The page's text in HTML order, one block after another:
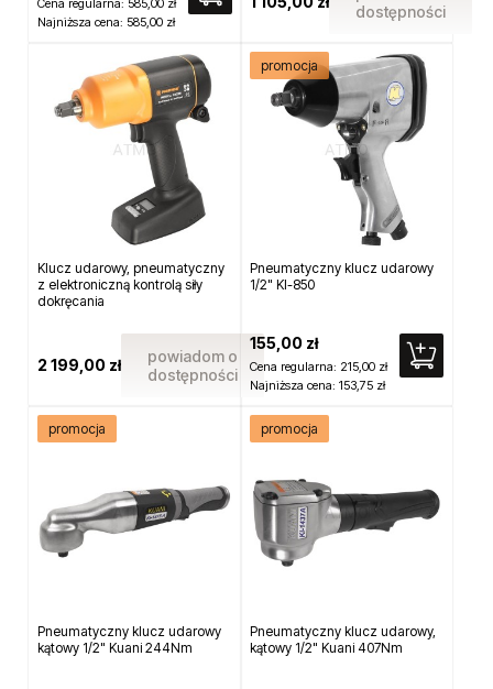
Cena regularna: 585,00 zł
Najniższa cena: 585,00 zł
dostępności
Klucz udarowy, pneumatyczny
z elektroniczną kontrolą siły
dokręcania
2 199,00 zł
powiadom o
dostępności
Pneumatyczny klucz udarowy
1/2" KI-850
155,00 zł
Cena regularna: 215,00 zł
Najniższa cena: 153,75 zł
promocja
Pneumatyczny klucz udarowy
kątowy 1/2" Kuani 244Nm
promocja
Pneumatyczny klucz udarowy,
kątowy 1/2" Kuani 407Nm
promocja